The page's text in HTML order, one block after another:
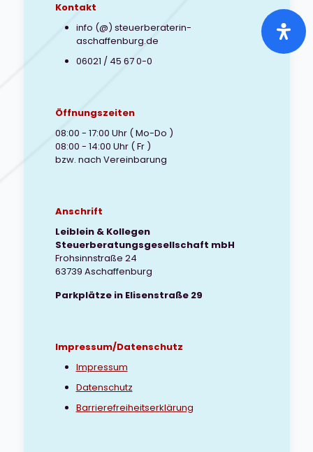
Kontakt
info (@) steuerberaterin-
aschaffenburg.de
06021 / 45 67 0-0
Öffnungszeiten
08:00 - 17:00 Uhr ( Mo-Do )
08:00 - 14:00 Uhr ( Fr )
bzw. nach Vereinbarung
Anschrift
Leiblein & Kollegen
Steuerberatungsgesellschaft mbH
Frohsinnstraße 24
63739 Aschaffenburg
Parkplätze in Elisenstraße 29
Impressum/Datenschutz
Impressum
Datenschutz
Barrierefreiheitserklärung